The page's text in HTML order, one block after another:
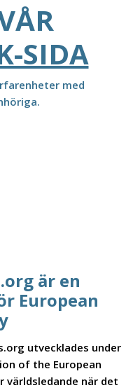
SIDA
med
är en
European
utvecklades under
of the European
världsledande när det